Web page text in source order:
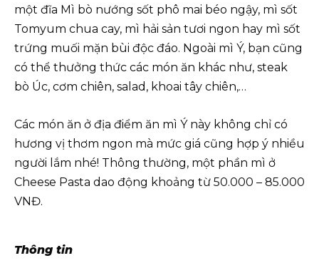
một đĩa Mì bò nướng sốt phô mai béo ngậy, mì sốt
Tomyum chua cay, mì hải sản tươi ngon hay mì sốt
trứng muối mặn bùi độc đáo. Ngoài mì Ý, bạn cũng
có thể thưởng thức các món ăn khác như, steak
bò Úc, cơm chiên, salad, khoai tây chiên,…
Các món ăn ở địa điểm ăn mì Ý này không chỉ có
hương vị thơm ngon mà mức giá cũng hợp ý nhiều
người lắm nhé! Thông thường, một phần mì ở
Cheese Pasta dao động khoảng từ 50.000 – 85.000
VNĐ.
Thông tin